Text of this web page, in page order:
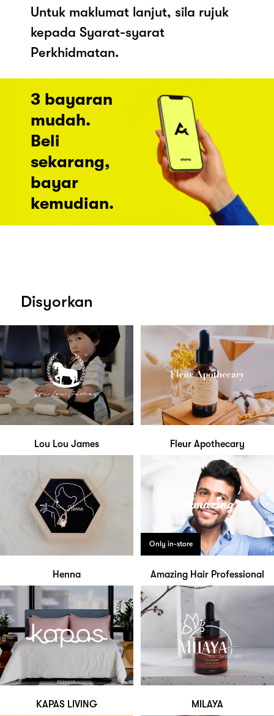
Untuk maklumat lanjut, sila rujuk
kepada Syarat-syarat
Perkhidmatan.
3 bayaran
mudah.
Beli
sekarang,
bayar
kemudian.
Disyorkan
Lou Lou James Fleur Apothecary
Henna
Only in-store
Amazing Hair Professional
KAPAS LIVING MILAYA